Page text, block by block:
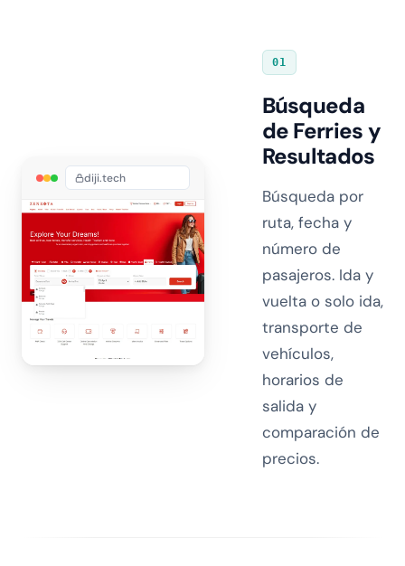
diji.tech
01
Búsqueda
de Ferries y
Resultados
Búsqueda por
ruta, fecha y
número de
pasajeros. Ida y
vuelta o solo ida,
transporte de
vehículos,
horarios de
salida y
comparación de
precios.